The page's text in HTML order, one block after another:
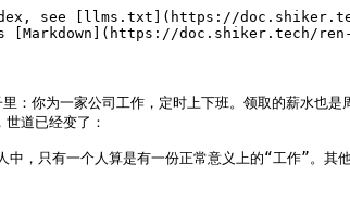
see [llms.txt](https://
[Markdown](https://doc.shiker.tech/
：你为一家公司工作，定时上下班。领取的薪水也
道已经变了：
，只有一个人算是有一份正常意义上的“工作”。其